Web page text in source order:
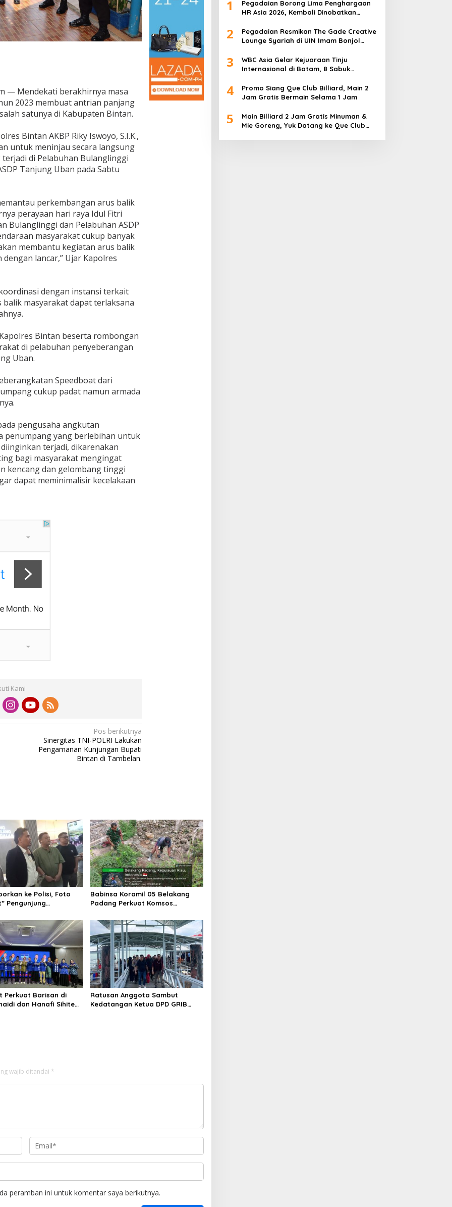
— Mendekati berakhirnya masa
2023 membuat antrian panjang
satunya di Kabupaten Bintan.
Bintan AKBP Riky Iswoyo, S.I.K.,
untuk meninjau secara langsung
di Pelabuhan Bulanglinggi
Tanjung Uban pada Sabtu
perkembangan arus balik
perayaan hari raya Idul Fitri
Bulanglinggi dan Pelabuhan ASDP
masyarakat cukup banyak
membantu kegiatan arus balik
lancar,” Ujar Kapolres
dengan instansi terkait
masyarakat dapat terlaksana
Bintan beserta rombongan
di pelabuhan penyeberangan
Uban.
Speedboat dari
cukup padat namun armada
pengusaha angkutan
penumpang yang berlebihan untuk
terjadi, dikarenakan
bagi masyarakat mengingat
kencang dan gelombang tinggi
dapat meminimalisir kecelakaan
Kami
Pos berikutnya
Sinergitas TNI-POLRI Lakukan
Pengamanan Kunjungan Bupati
Bintan di Tambelan.
ke Polisi, Foto
Pengunjung
Babinsa Koramil 05 Belakang
Padang Perkuat Komsos
Tekankan Keamanan dan
Kepedulian Lingkungan
Perkuat Barisan di
dan Hanafi Sihite
Ratusan Anggota Sambut
Kedatangan Ketua DPD GRIB
wajib ditandai *
peramban ini untuk komentar saya berikutnya.
1
Pegadaian Borong Lima Penghargaan
HR Asia 2026, Kembali Dinobatkan
2
Pegadaian Resmikan The Gade Creative
Lounge Syariah di UIN Imam Bonjol
Inovatif Ekonomi Syariah
3
WBC Asia Gelar Kejuaraan Tinju
Internasional di Batam, 8 Sabuk
4
Promo Siang Que Club Billiard, Main 2
5
Main Billiard 2 Jam Gratis Minuman &
Mie Goreng, Yuk Datang ke Que Club